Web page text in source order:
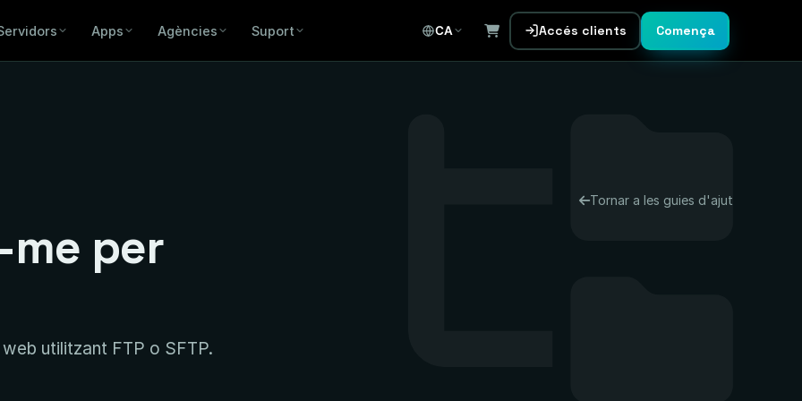
Apps Agències Suport CA Accés clients Comença
Tornar a les guies d'ajut
per
utilitzant FTP o SFTP.